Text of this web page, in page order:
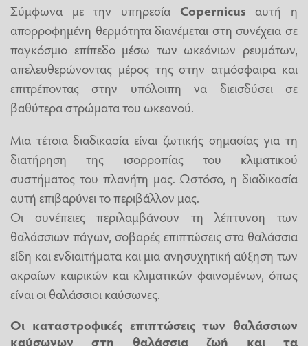
Σύμφωνα με την υπηρεσία Copernicus αυτή η
απορροφημένη θερμότητα διανέμεται στη συνέχεια σε
παγκόσμιο επίπεδο μέσω των ωκεάνιων ρευμάτων,
απελευθερώνοντας μέρος της στην ατμόσφαιρα και
επιτρέποντας στην υπόλοιπη να διεισδύσει σε
βαθύτερα στρώματα του ωκεανού.
Μια τέτοια διαδικασία είναι ζωτικής σημασίας για τη
διατήρηση της ισορροπίας του κλιματικού
συστήματος του πλανήτη μας. Ωστόσο, η διαδικασία
αυτή επιβαρύνει το περιβάλλον μας.
Οι συνέπειες περιλαμβάνουν τη λέπτυνση των
θαλάσσιων πάγων, σοβαρές επιπτώσεις στα θαλάσσια
είδη και ενδιαιτήματα και μια ανησυχητική αύξηση των
ακραίων καιρικών και κλιματικών φαινομένων, όπως
είναι οι θαλάσσιοι καύσωνες.
Οι καταστροφικές επιπτώσεις των θαλάσσιων
καύσωνων στη θαλάσσια ζωή και τα